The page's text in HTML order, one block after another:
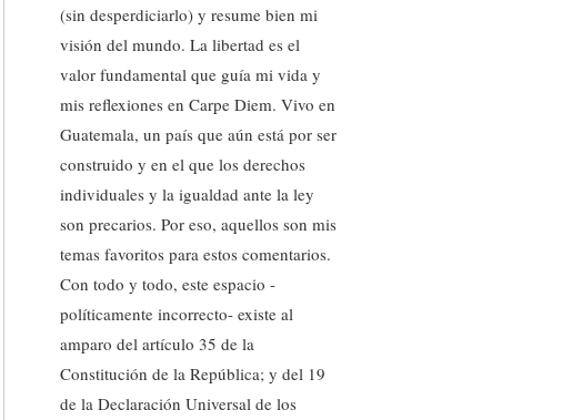
(sin desperdiciarlo) y resume bien mi
visión del mundo. La libertad es el
valor fundamental que guía mi vida y
mis reflexiones en Carpe Diem. Vivo en
Guatemala, un país que aún está por ser
construido y en el que los derechos
individuales y la igualdad ante la ley
son precarios. Por eso, aquellos son mis
temas favoritos para estos comentarios.
Con todo y todo, este espacio -
políticamente incorrecto- existe al
amparo del artículo 35 de la
Constitución de la República; y del 19
de la Declaración Universal de los